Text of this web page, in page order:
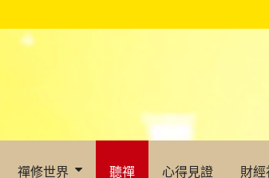
禪修世界 聽禪 心得見證 財經